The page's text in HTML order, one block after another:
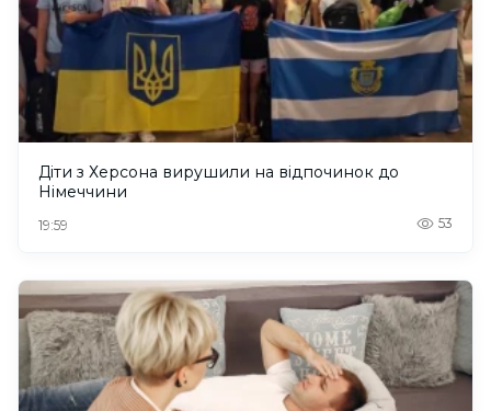
Діти з Херсона вирушили на відпочинок до
Німеччини
19:59 53